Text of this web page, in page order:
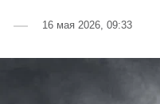
16 мая 2026, 09:33